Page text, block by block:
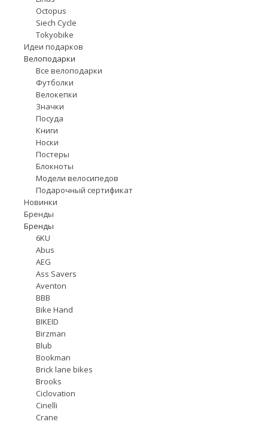
Octopus
Siech Cycle
Tokyobike
Идеи подарков
Велоподарки
Все велоподарки
Футболки
Велокепки
Значки
Посуда
Книги
Носки
Постеры
Блокноты
Модели велосипедов
Подарочный сертификат
Новинки
Бренды
Бренды
6KU
Abus
AEG
Ass Savers
Aventon
BBB
Bike Hand
BIKEID
Birzman
Blub
Bookman
Brick lane bikes
Brooks
Ciclovation
Cinelli
Crane